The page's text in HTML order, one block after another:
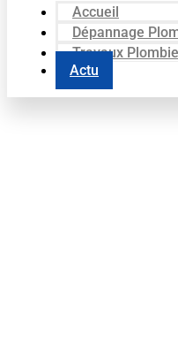
Accueil
Dépannage
Travaux
Actu